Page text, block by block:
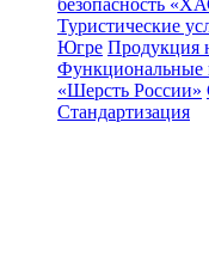
безопасность
Туристические
Югре Продукция
Функциональные
«Шерсть России»
Стандартизация